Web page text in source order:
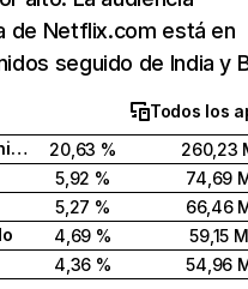
de Netflix.com está en
seguido de India y
Todos los
Estados Unidos
20,63 %
260,23
5,92 %
74,69
5,27 %
66,46
4,69 %
59,15 M
4,36 % 54,96